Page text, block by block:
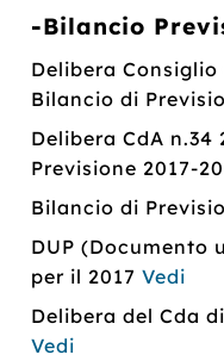
-Bilancio
Delibera Consiglio
Bilancio di
Delibera CdA n.34
Previsione 2017-
Bilancio di
DUP (Documento
per il 2017Vedi
Delibera del Cda
Vedi